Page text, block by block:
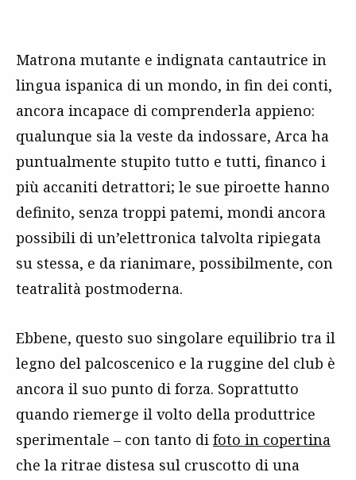
Matrona mutante e indignata cantautrice in
lingua ispanica di un mondo, in fin dei conti,
ancora incapace di comprenderla appieno:
qualunque sia la veste da indossare, Arca ha
puntualmente stupito tutto e tutti, financo i
più accaniti detrattori; le sue piroette hanno
definito, senza troppi patemi, mondi ancora
possibili di un’elettronica talvolta ripiegata
su stessa, e da rianimare, possibilmente, con
teatralità postmoderna.
Ebbene, questo suo singolare equilibrio tra il
legno del palcoscenico e la ruggine del club è
ancora il suo punto di forza. Soprattutto
quando riemerge il volto della produttrice
sperimentale – con tanto di foto in copertina
che la ritrae distesa sul cruscotto di una